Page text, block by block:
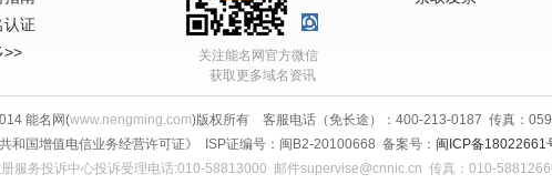
认证
>>
关注能名网官方微信
获取更多域名资讯
能名网(www.nengming.com)版权所有 客服电话（免长途）：400-213-0187 传真：
共和国增值电信业务经营许可证》 ISP证编号：闽B2-20100668 备案号： 闽ICP备18022661
册服务投诉中心投诉受理电话:010-58813000 邮件supervise@cnnic.cn 传真：010-